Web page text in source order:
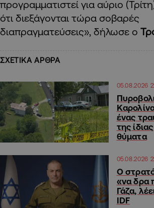
προγραμματιστεί για αύριο
ότι διεξάγονται τώρα σοβαρές
διαπραγματεύσεις», δήλωσε ο
ΣΧΕΤΙΚΑ ΑΡΘΡΑ
05.08.2026
ένας
της
θύματα
05.08.2026
Ο
«να δρα
Γάζα,
IDF